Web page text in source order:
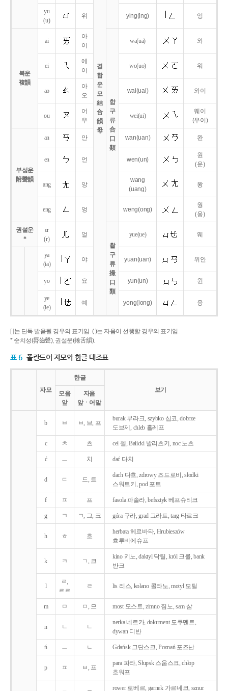
결
합
운
모
結
合
韻
母
yu
(u)
위 ying(ing) 잉
복운
複韻
ai
아
이
합
구
류
合
口
類
wa(ua) 와
ei
에
이
wo(uo) 워
ao
아
오
wai(uai) 와이
ou
어
우
wei(ui)
웨이
(우이)
부성운
附聲韻
an 안 wan(uan) 완
en 언 wen(un)
원
(운)
ang 앙
wang
(uang)
왕
eng 엉 weng(ong)
웡
(웅)
권설운
*
er
(r)
얼
촬
구
류
撮
口
類
yue(ue) 웨
ya
(ia)
야 yuan(uan) 위안
yo 요 yun(un) 윈
ye
(ie)
예 yong(iong) 융
[ ]는 단독 발음될 경우의 표기임. ( )는 자음이 선행할 경우의 표기임.
* 순치성(脣齒聲), 권설운(捲舌韻).
표 6 폴란드어 자모와 한글 대조표
자모
한글
보기
모음
앞
자음
앞ㆍ어말
b ㅂ ㅂ, 브, 프
burak 부라크, szybko 십코, dobrze
도브제, chleb 흘레프
c ㅊ 츠 cel 첼, Balicki 발리츠키, noc 노츠
ć ㅡ 치 dać 다치
d ㄷ 드, 트
dach 다흐, zdrowy 즈드로비, słodki
스워트키, pod 포트
f ㅍ 프 fasola 파솔라, befsztyk 베프슈티크
g ㄱ ㄱ, 그, 크 góra 구라, grad 그라트, targ 타르크
h ㅎ 흐
herbata 헤르바타, Hrubieszów
흐루비에슈프
k ㅋ ㄱ, 크
kino 키노, daktyl 닥틸, król 크룰, bank
반크
l
ㄹ,
ㄹㄹ
ㄹ lis 리스, kolano 콜라노, motyl 모틸
m ㅁ ㅁ, 므 most 모스트, zimno 짐노, sam 삼
n ㄴ ㄴ
nerka 네르카, dokument 도쿠멘트,
dywan 디반
ń ㅡ ㄴ Gdańsk 그단스크, Poznań 포즈난
p ㅍ ㅂ, 프
para 파라, Słupsk 스웁스크, chłop
흐워프
rower 로베르, garnek 가르네크, sznur